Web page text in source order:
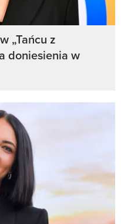
„Tańcu z
doniesienia w